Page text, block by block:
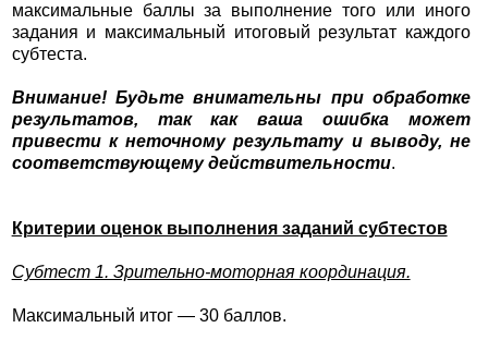
максимальные баллы за выполнение того или иного
задания и максимальный итоговый результат каждого
субтеста.
Внимание! Будьте внимательны при обработке
результатов, так как ваша ошибка может
привести к неточному результату и выводу, не
соответствующему действительности.
Критерии оценок выполнения заданий субтестов
Субтест 1. Зрительно-моторная координация.
Максимальный итог — 30 баллов.